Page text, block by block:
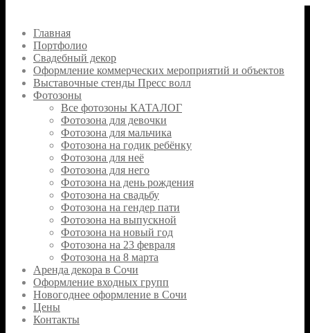
Главная
Портфолио
Свадебный декор
Оформление коммерческих мероприятий и объектов
Выставочные стенды Пресс волл
Фотозоны
Все фотозоны КАТАЛОГ
Фотозона для девочки
Фотозона для мальчика
Фотозона на годик ребёнку
Фотозона для неё
Фотозона для него
Фотозона на день рождения
Фотозона на свадьбу
Фотозона на гендер пати
Фотозона на выпускной
Фотозона на новый год
Фотозона на 23 февраля
Фотозона на 8 марта
Аренда декора в Сочи
Оформление входных групп
Новогоднее оформление в Сочи
Цены
Контакты